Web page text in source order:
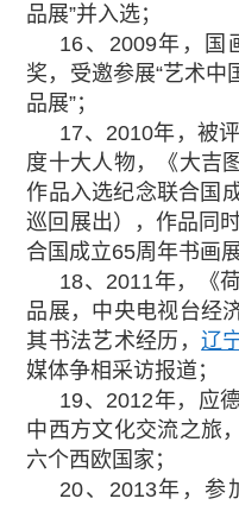
品展”并入选；
16、2009年，国
奖，受邀参展“艺术中
品展”；
17、2010年，被
度十大人物，《大吉
作品入选纪念联合国
巡回展出），作品同
合国成立65周年书画展
18、2011年，《
品展，中央电视台经
其书法艺术经历，辽
媒体争相采访报道；
19、2012年，应
中西方文化交流之旅
六个西欧国家；
20、2013年，参